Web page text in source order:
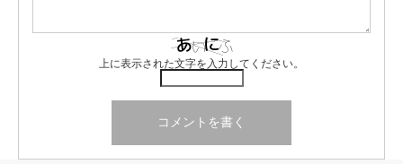
上に表示された文字を入力してください。